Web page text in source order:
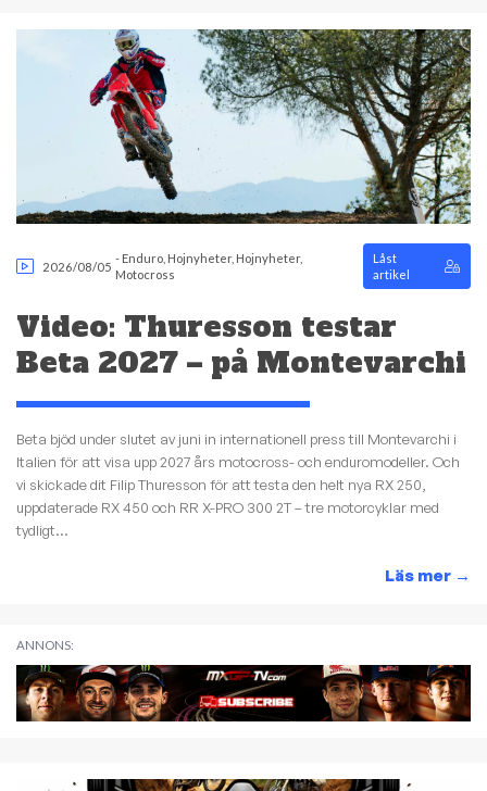
2026/08/05
- Enduro Hojnyheter, Hojnyheter,
Motocross
Låst
artikel
Video: Thuresson testar
Beta 2027 – på Montevarchi
Beta bjöd under slutet av juni in internationell press till Montevarchi i
Italien för att visa upp 2027 års motocross- och enduromodeller. Och
vi skickade dit Filip Thuresson för att testa den helt nya RX 250,
uppdaterade RX 450 och RR X-PRO 300 2T – tre motorcyklar med
tydligt...
Läs mer →
ANNONS: